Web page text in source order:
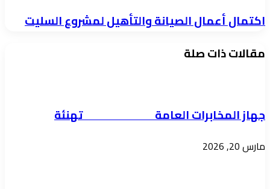
عن
الأميه
محوها
اكتمال
الصيانة
السليت
اكتمال أعمال الصيانة والتأهيل لمشروع السليت
مقالات ذات صلة
جهاز المخابرات العامة تهنئة
مارس 20, 2026